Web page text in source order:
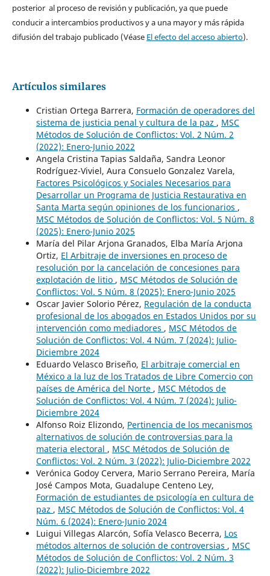
posterior al proceso de revisión y publicación, ya que puede
conducir a intercambios productivos y a una mayor y más rápida
difusión del trabajo publicado (Véase El efecto del acceso abierto).
Artículos similares
Cristian Ortega Barrera, Formación de operadores del
sistema de justicia penal y cultura de la paz , MSC
Métodos de Solución de Conflictos: Vol. 2 Núm. 2
(2022): Enero-Junio 2022
Angela Cristina Tapias Saldaña, Sandra Leonor
Rodríguez-Viviel, Aura Consuelo Gonzalez Varela,
Factores Psicológicos y Sociales Necesarios para
Desarrollar un Programa de Justicia Restaurativa en
Santa Marta según opiniones de los funcionarios ,
MSC Métodos de Solución de Conflictos: Vol. 5 Núm. 8
(2025): Enero-Junio 2025
María del Pilar Arjona Granados, Elba María Arjona
Ortiz, El Arbitraje de inversiones en proceso de
resolución por la cancelación de concesiones para
explotación de litio , MSC Métodos de Solución de
Conflictos: Vol. 5 Núm. 8 (2025): Enero-Junio 2025
Oscar Javier Solorio Pérez, Regulación de la conducta
profesional de los abogados en Estados Unidos por su
intervención como mediadores , MSC Métodos de
Solución de Conflictos: Vol. 4 Núm. 7 (2024): Julio-
Diciembre 2024
Eduardo Velasco Briseño, El arbitraje comercial en
México a la luz de los Tratados de Libre Comercio con
países de América del Norte , MSC Métodos de
Solución de Conflictos: Vol. 4 Núm. 7 (2024): Julio-
Diciembre 2024
Alfonso Roiz Elizondo, Pertinencia de los mecanismos
alternativos de solución de controversias para la
materia electoral , MSC Métodos de Solución de
Conflictos: Vol. 2 Núm. 3 (2022): Julio-Diciembre 2022
Verónica Godoy Cervera, Mario Serrano Pereira, María
José Campos Mota, Guadalupe Centeno Ley,
Formación de estudiantes de psicología en cultura de
paz , MSC Métodos de Solución de Conflictos: Vol. 4
Núm. 6 (2024): Enero-Junio 2024
Luigui Villegas Alarcón, Sofía Velasco Becerra, Los
métodos alternos de solución de controversias , MSC
Métodos de Solución de Conflictos: Vol. 2 Núm. 3
(2022): Julio-Diciembre 2022